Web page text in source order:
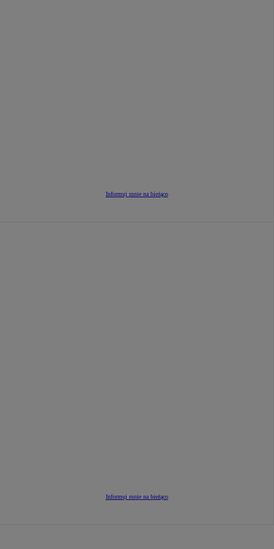
Informuj mnie na bieżąco
Informuj mnie na bieżąco